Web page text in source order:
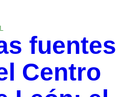
fuentes
Centro